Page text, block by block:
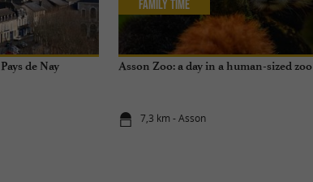
de Nay Asson Zoo: a day in a human-sized zoo
7,3 km - Asson
Family Time